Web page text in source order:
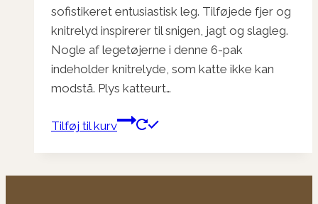
sofistikeret entusiastisk leg. Tilføjede fjer og
knitrelyd inspirerer til snigen, jagt og slagleg.
Nogle af legetøjerne i denne 6-pak
indeholder knitrelyde, som katte ikke kan
modstå. Plys katteurt…
Tilføj til kurv